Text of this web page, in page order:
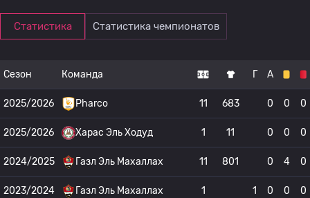
Статистика Статистика чемпионатов
Сезон Команда Г А
2025/2026 Pharco 11 683 0 0 0
2025/2026 Харас Эль Ходуд 1 11 0 0 0
2024/2025 Газл Эль Махаллах 11 801 0 4 0
2023/2024 Газл Эль Махаллах 1 1 0 0 0